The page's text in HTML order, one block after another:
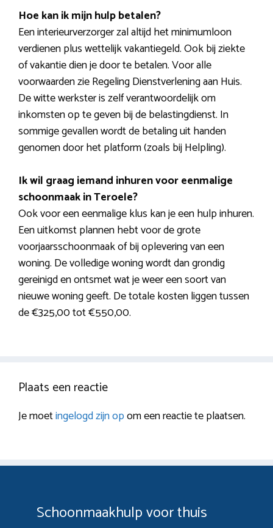
Hoe kan ik mijn hulp betalen?
Een interieurverzorger zal altijd het minimumloon
verdienen plus wettelijk vakantiegeld. Ook bij ziekte
of vakantie dien je door te betalen. Voor alle
voorwaarden zie Regeling Dienstverlening aan Huis.
De witte werkster is zelf verantwoordelijk om
inkomsten op te geven bij de belastingdienst. In
sommige gevallen wordt de betaling uit handen
genomen door het platform (zoals bij Helpling).
Ik wil graag iemand inhuren voor eenmalige
schoonmaak in Teroele?
Ook voor een eenmalige klus kan je een hulp inhuren.
Een uitkomst plannen hebt voor de grote
voorjaarsschoonmaak of bij oplevering van een
woning. De volledige woning wordt dan grondig
gereinigd en ontsmet wat je weer een soort van
nieuwe woning geeft. De totale kosten liggen tussen
de €325,00 tot €550,00.
Plaats een reactie
Je moetingelogd zijn opom een reactie te plaatsen.
Schoonmaakhulp voor thuis